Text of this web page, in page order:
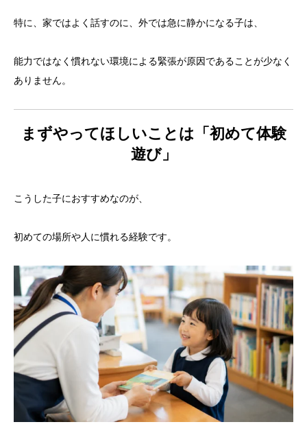
特に、家ではよく話すのに、外では急に静かになる子は、
能力ではなく慣れない環境による緊張が原因であることが少なく
ありません。
まずやってほしいことは「初めて体験
遊び」
こうした子におすすめなのが、
初めての場所や人に慣れる経験です。